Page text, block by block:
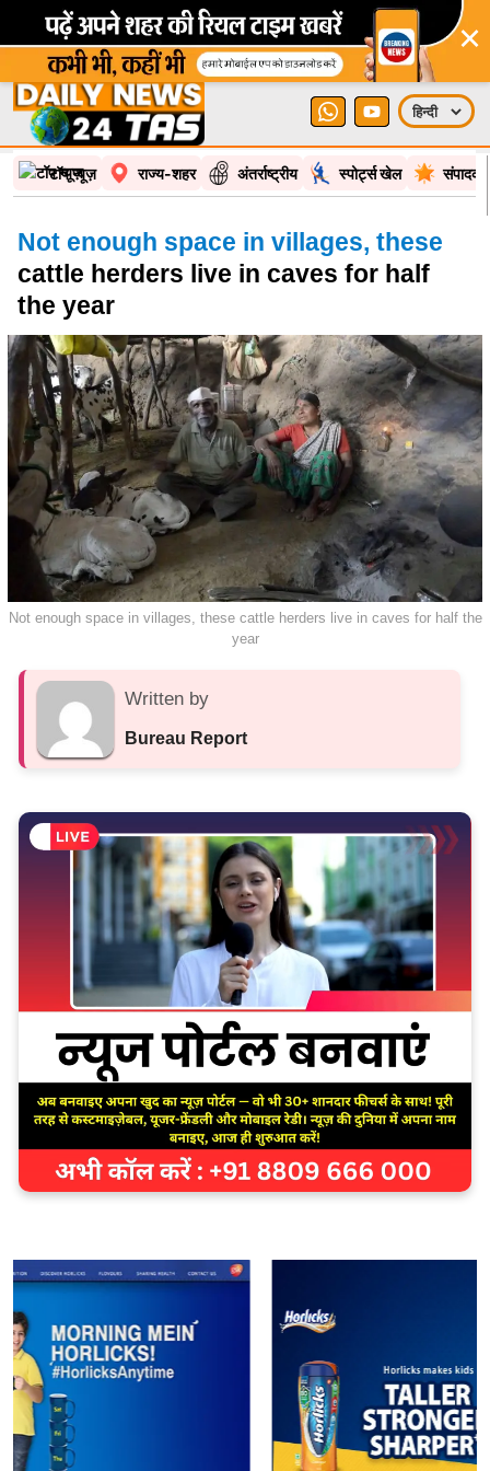
×
टॉप न्यूज़ राज्य-शहर अंतर्राष्ट्रीय स्पोर्ट्स खेल
Not enough space in villages, these
cattle herders live in caves for half
the year
Not enough space in villages, these cattle herders live in caves for half the
year
Written by
Bureau Report